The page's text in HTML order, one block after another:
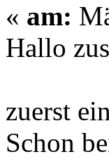
« am:
Hallo
zuerst
Schon